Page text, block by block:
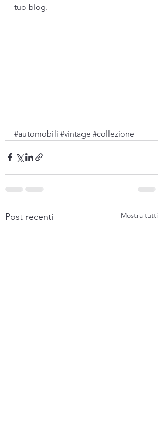
tuo blog.
#automobili #vintage #collezione
Post recenti Mostra tutti